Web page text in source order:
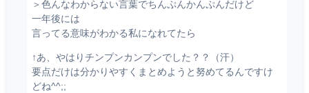
＞色んなわからない言葉でちんぷんかんぷんだけど
一年後には
言ってる意味がわかる私になれてたら
↑あ、やはりチンプンカンプンでした？？（汗）
要点だけは分かりやすくまとめようと努めてるんですけ
どね^^;;